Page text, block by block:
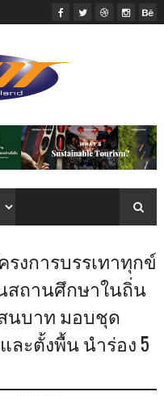
งการบรรเทาทุกข์
สถานศึกษาในถิ่น
นบาท มอบชุด
ะตั้งพื้น นำร่อง 5